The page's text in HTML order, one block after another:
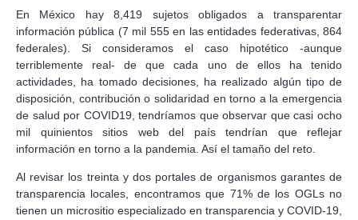
En México hay 8,419 sujetos obligados a transparentar
información pública (7 mil 555 en las entidades federativas, 864
federales). Si consideramos el caso hipotético -aunque
terriblemente real- de que cada uno de ellos ha tenido
actividades, ha tomado decisiones, ha realizado algún tipo de
disposición, contribución o solidaridad en torno a la emergencia
de salud por COVID19, tendríamos que observar que casi ocho
mil quinientos sitios web del país tendrían que reflejar
información en torno a la pandemia. Así el tamaño del reto.
Al revisar los treinta y dos portales de organismos garantes de
transparencia locales, encontramos que 71% de los OGLs no
tienen un micrositio especializado en transparencia y COVID-19,